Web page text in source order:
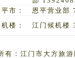
市：
恩平营业部
楼：
江门候机楼
有：江门市大方旅